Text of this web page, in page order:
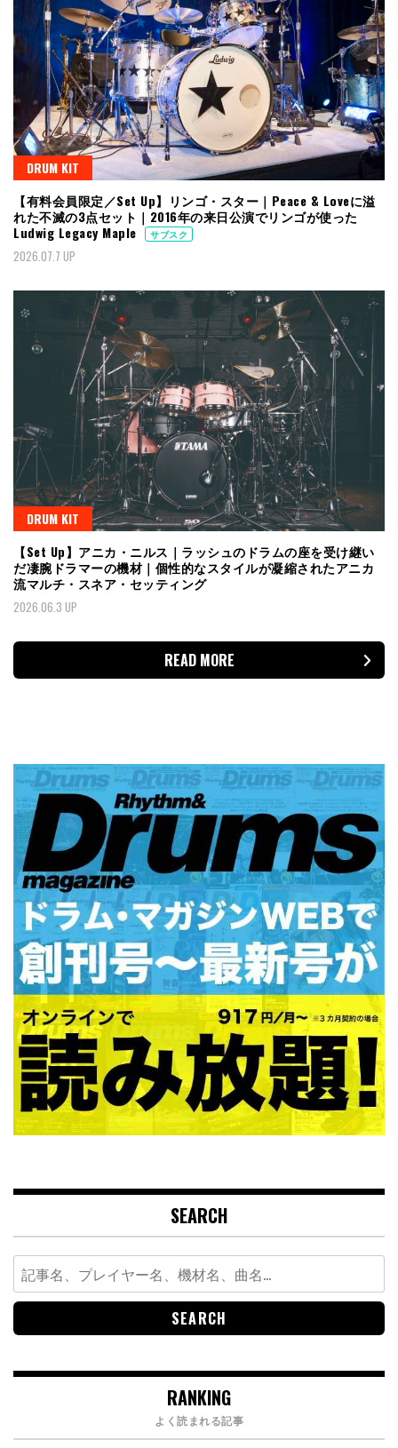
DRUM KIT
【有料会員限定／Set Up】リンゴ・スター｜Peace & Loveに溢
れた不滅の3点セット｜2016年の来日公演でリンゴが使った
Ludwig Legacy Maple
サブスク
2026.07.7 UP
DRUM KIT
【Set Up】アニカ・ニルス｜ラッシュのドラムの座を受け継い
だ凄腕ドラマーの機材｜個性的なスタイルが凝縮されたアニカ
流マルチ・スネア・セッティング
2026.06.3 UP
READ MORE
SEARCH
Search
for:
RANKING
よく読まれる記事